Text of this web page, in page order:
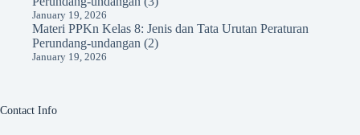
January 19, 2026
Materi PPKn Kelas 8: Jenis dan Tata Urutan Peraturan
Perundang-undangan (2)
January 19, 2026
Contact Info